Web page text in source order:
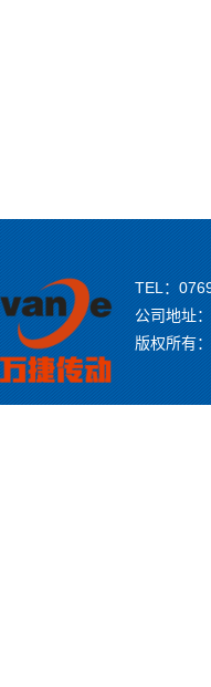
TEL：
公司地址
版权所有